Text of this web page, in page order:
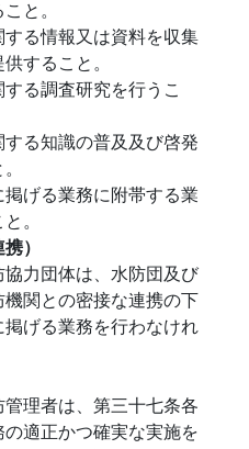
と。
る情報又は資料を収集
すること。
る調査研究を行うこ
る知識の普及及び啓発
げる業務に附帯する業
。
）
協力団体は、水防団及び
関との密接な連携の下
げる業務を行わなけれ
管理者は、第三十七条各
適正かつ確実な実施を